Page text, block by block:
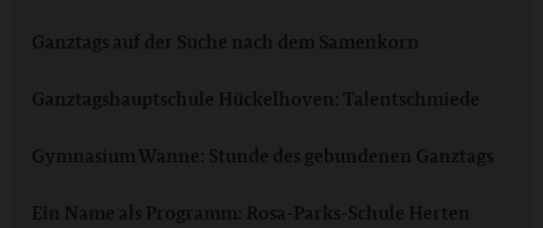
Ganztags auf der Suche nach dem Samenkorn
Ganztagshauptschule Hückelhoven: Talentschmiede
Gymnasium Wanne: Stunde des gebundenen Ganztags
Ein Name als Programm: Rosa-Parks-Schule Herten